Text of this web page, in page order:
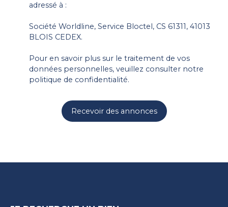
adressé à :
Société Worldline, Service Bloctel, CS 61311, 41013
BLOIS CEDEX.
Pour en savoir plus sur le traitement de vos
données personnelles, veuillez consulter notre
politique de confidentialité.
Recevoir des annonces